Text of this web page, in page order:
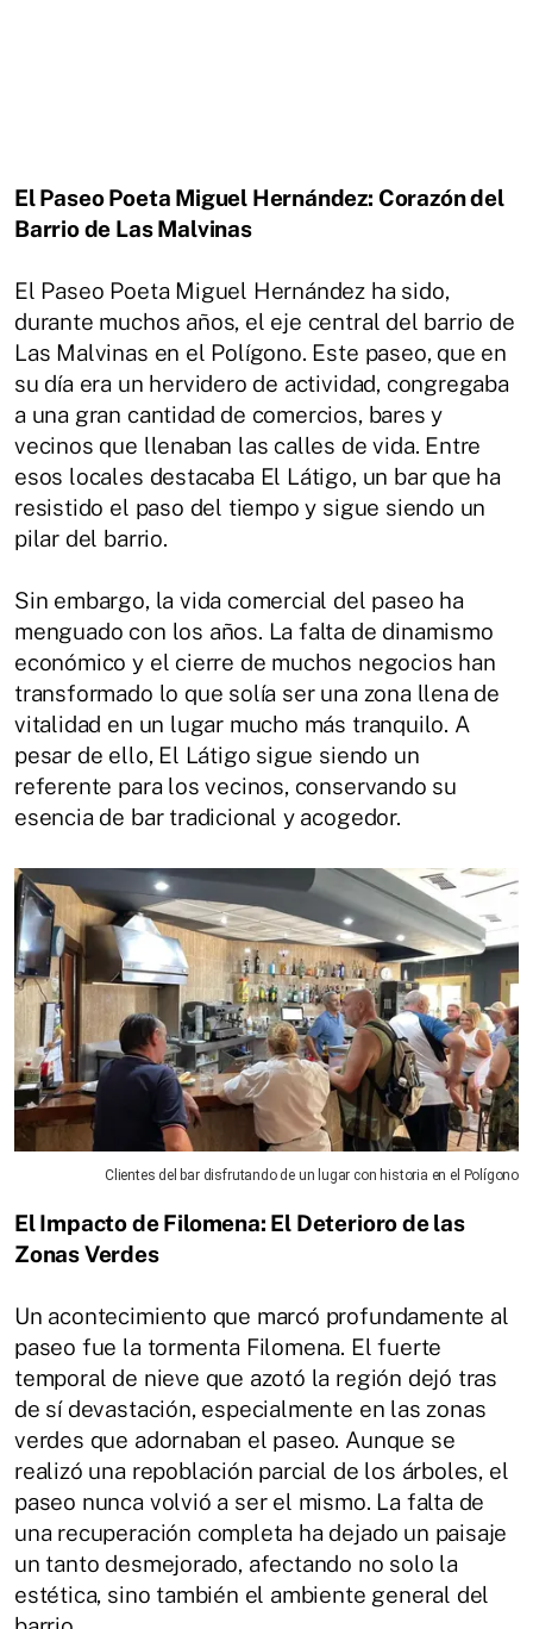
El Paseo Poeta Miguel Hernández: Corazón del
Barrio de Las Malvinas
El Paseo Poeta Miguel Hernández ha sido,
durante muchos años, el eje central del barrio de
Las Malvinas en el Polígono. Este paseo, que en
su día era un hervidero de actividad, congregaba
a una gran cantidad de comercios, bares y
vecinos que llenaban las calles de vida. Entre
esos locales destacaba El Látigo, un bar que ha
resistido el paso del tiempo y sigue siendo un
pilar del barrio.
Sin embargo, la vida comercial del paseo ha
menguado con los años. La falta de dinamismo
económico y el cierre de muchos negocios han
transformado lo que solía ser una zona llena de
vitalidad en un lugar mucho más tranquilo. A
pesar de ello, El Látigo sigue siendo un
referente para los vecinos, conservando su
esencia de bar tradicional y acogedor.
Clientes del bar disfrutando de un lugar con historia en el Polígono
El Impacto de Filomena: El Deterioro de las
Zonas Verdes
Un acontecimiento que marcó profundamente al
paseo fue la tormenta Filomena. El fuerte
temporal de nieve que azotó la región dejó tras
de sí devastación, especialmente en las zonas
verdes que adornaban el paseo. Aunque se
realizó una repoblación parcial de los árboles, el
paseo nunca volvió a ser el mismo. La falta de
una recuperación completa ha dejado un paisaje
un tanto desmejorado, afectando no solo la
estética, sino también el ambiente general del